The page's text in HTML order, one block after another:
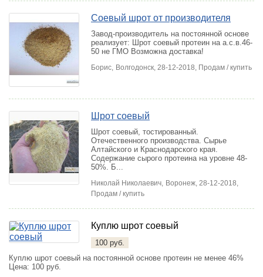
Соевый шрот от производителя
Завод-производитель на постоянной основе
реализует: Шрот соевый протеин на а.с.в.46-
50 не ГМО Возможна доставка!
Борис, Волгодонск, 28-12-2018, Продам / купить
Шрот соевый
Шрот соевый, тостированный.
Отечественного производства. Сырье
Алтайского и Краснодарского края.
Содержание сырого протеина на уровне 48-
50%. Б...
Николай Николаевич, Воронеж, 28-12-2018,
Продам / купить
Куплю шрот соевый
100 руб.
Куплю шрот соевый на постоянной основе протеин не менее 46%
Цена: 100 руб.